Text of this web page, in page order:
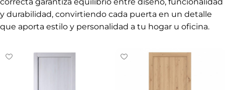
correcta garantiza equilibrio entre diseño, funcionalidad
y durabilidad, convirtiendo cada puerta en un detalle
que aporta estilo y personalidad a tu hogar u oficina.